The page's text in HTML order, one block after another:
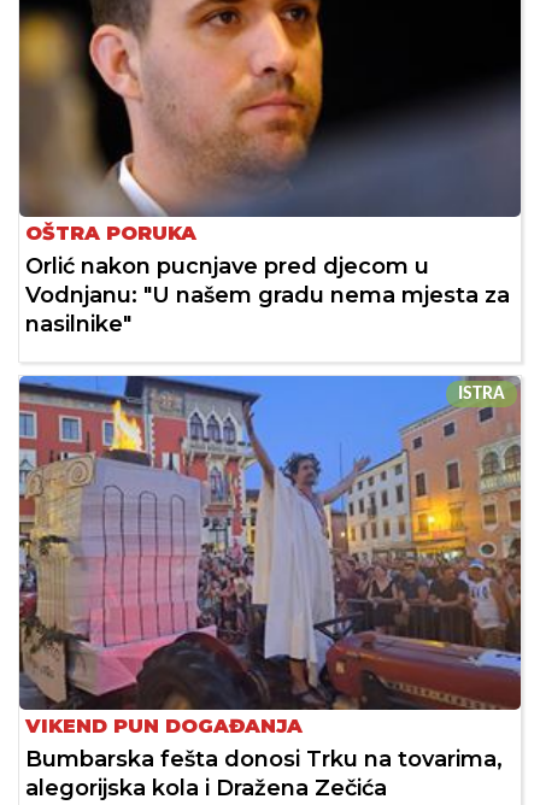
OŠTRA PORUKA
Orlić nakon pucnjave pred djecom u
Vodnjanu: "U našem gradu nema mjesta za
nasilnike"
ISTRA
VIKEND PUN DOGAĐANJA
Bumbarska fešta donosi Trku na tovarima,
alegorijska kola i Dražena Zečića